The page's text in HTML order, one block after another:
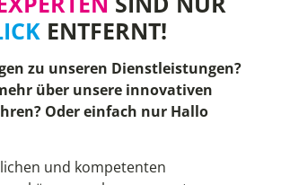
ENTFERNT!
zu unseren Dienstleistungen?
über unsere innovativen
Oder einfach nur Hallo
und kompetenten